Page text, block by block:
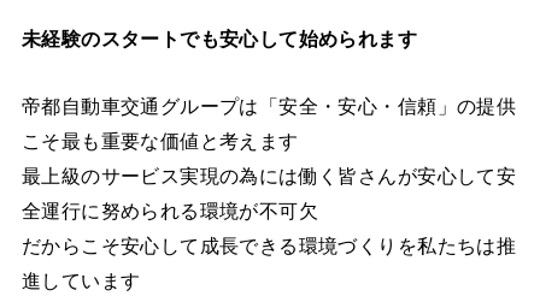
未経験のスタートでも安心して始められます
帝都自動車交通グループは「安全・安心・信頼」の提供
こそ最も重要な価値と考えます
最上級のサービス実現の為には働く皆さんが安心して安
全運行に努められる環境が不可欠
だからこそ安心して成長できる環境づくりを私たちは推
進しています